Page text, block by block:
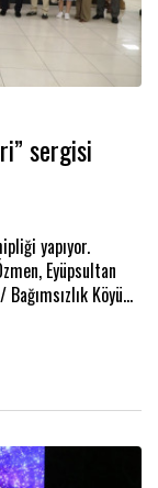
sergisi
yapıyor.
Eyüpsultan
Köyü